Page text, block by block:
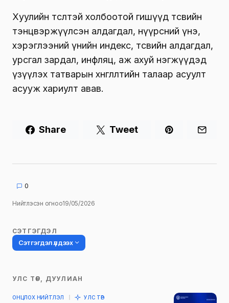
Хуулийн төсөлтэй холбоотой гишүүд төсвийн
тэнцвэржүүлсэн алдагдал, нүүрсний үнэ,
хэрэглээний үнийн индекс, төсвийн алдагдал,
урсгал зардал, инфляц, аж ахуй нэгжүүдэд
үзүүлэх татварын хөнгөлөлтийн талаар асуулт
асууж хариулт авав.
Share Tweet
0
Нийтлэсэн огноо19/05/2026
СЭТГЭГДЭЛ
Сэтгэгдэл үлдээх
Таны имэйл хаягийг нийтлэхгүй.
УЛС ТӨР, ДУУЛИАН
ОНЦЛОХ НИЙТЛЭЛ УЛС ТӨР